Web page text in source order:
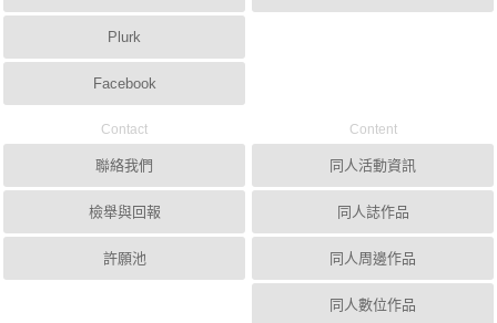
Plurk
Facebook
Contact
聯絡我們
檢舉與回報
許願池
Content
同人活動資訊
同人誌作品
同人周邊作品
同人數位作品